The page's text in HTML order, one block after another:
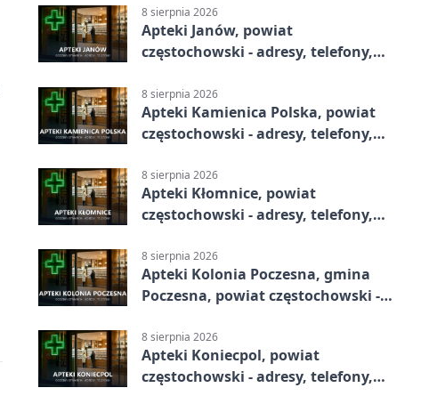
8 sierpnia 2026
Apteki Janów, powiat
częstochowski - adresy, telefony,
8 sierpnia 2026
Apteki Kamienica Polska, powiat
częstochowski - adresy, telefony,
8 sierpnia 2026
Apteki Kłomnice, powiat
częstochowski - adresy, telefony,
8 sierpnia 2026
Apteki Kolonia Poczesna, gmina
Poczesna, powiat częstochowski -
8 sierpnia 2026
Apteki Koniecpol, powiat
częstochowski - adresy, telefony,